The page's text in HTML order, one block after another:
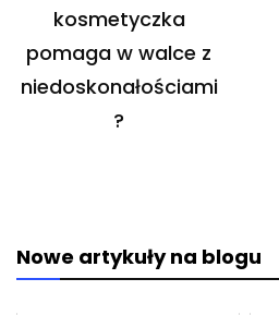
kosmetyczka
pomaga w walce z
niedoskonałościami
?
Nowe artykuły na blogu